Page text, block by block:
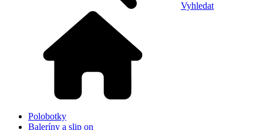
Vyhledat
Polobotky
Baleríny a slip on